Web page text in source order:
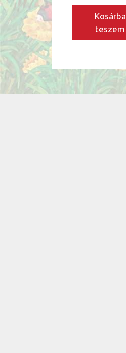
Kosárba
teszem